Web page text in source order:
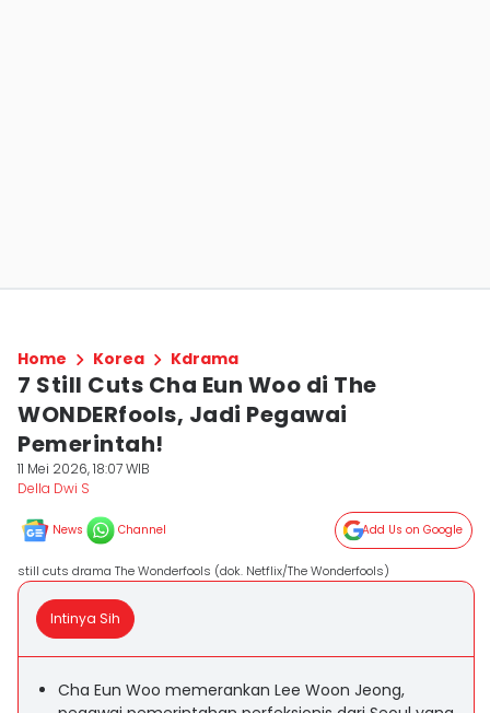
Home Korea Kdrama
7 Still Cuts Cha Eun Woo di The
WONDERfools, Jadi Pegawai
Pemerintah!
11 Mei 2026, 18:07 WIB
Della Dwi S
News Channel Add Us on Google
still cuts drama The Wonderfools (dok. Netflix/The Wonderfools)
Intinya Sih
Cha Eun Woo memerankan Lee Woon Jeong,